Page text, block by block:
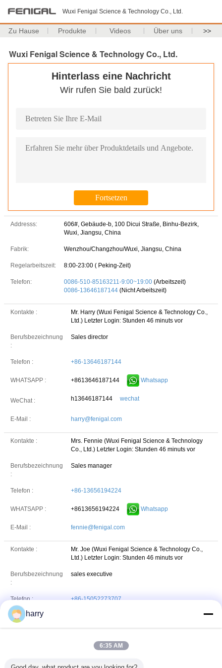
Wuxi Fenigal Science & Technology Co., Ltd.
Zu Hause Produkte Videos Über uns >>
Wuxi Fenigal Science & Technology Co., Ltd.
Hinterlass eine Nachricht
Wir rufen Sie bald zurück!
Addresss:
606#, Gebäude-b, 100 Dicui Straße, Binhu-Bezirk,
Wuxi, Jiangsu, China
Fabrik: Wenzhou/Changzhou/Wuxi, Jiangsu, China
Regelarbeitszeit: 8:00-23:00 ( Peking-Zeit)
Telefon: 0086-510-85163211-9:00~19:00 (Arbeitszeit)
0086-13646187144 (Nicht Arbeitszeit)
Kontakte :
Mr. Harry (Wuxi Fenigal Science & Technology Co.,
Ltd.) Letzter Login: Stunden 46 minuts vor
Berufsbezeichnung
:
Sales director
Telefon : +86-13646187144
WHATSAPP : +8613646187144 Whatsapp
WeChat : h13646187144 wechat
E-Mail : harry@fenigal.com
Kontakte :
Mrs. Fennie (Wuxi Fenigal Science & Technology
Co., Ltd.) Letzter Login: Stunden 46 minuts vor
Berufsbezeichnung
:
Sales manager
Telefon : +86-13656194224
WHATSAPP : +8613656194224 Whatsapp
E-Mail : fennie@fenigal.com
Kontakte :
Mr. Joe (Wuxi Fenigal Science & Technology Co.,
Ltd.) Letzter Login: Stunden 46 minuts vor
Berufsbezeichnung
:
sales executive
Telefon : +86-15052273707
E-Mail :
HAFE International Limited
Addresss: 606#, Building-B, 100 Dicui Road, Binhu District, Wuxi,
harry
6:35 AM